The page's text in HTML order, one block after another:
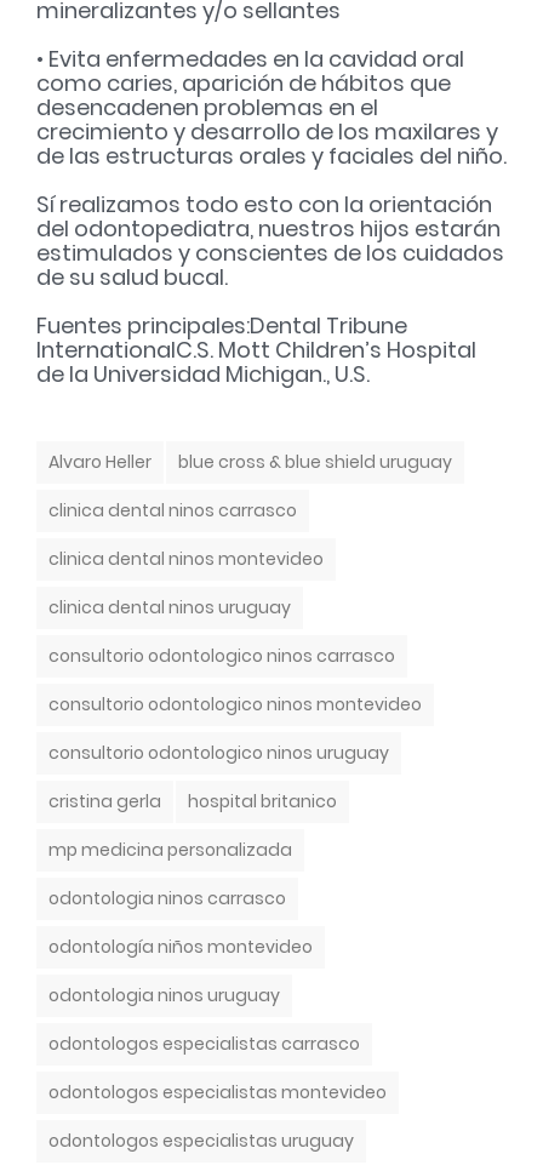
mineralizantes y/o sellantes
• Evita enfermedades en la cavidad oral
como caries, aparición de hábitos que
desencadenen problemas en el
crecimiento y desarrollo de los maxilares y
de las estructuras orales y faciales del niño.
Sí realizamos todo esto con la orientación
del odontopediatra, nuestros hijos estarán
estimulados y conscientes de los cuidados
de su salud bucal.
Fuentes principales:Dental Tribune
InternationalC.S. Mott Children’s Hospital
de la Universidad Michigan., U.S.
Alvaro Heller
blue cross & blue shield uruguay
clinica dental ninos carrasco
clinica dental ninos montevideo
clinica dental ninos uruguay
consultorio odontologico ninos carrasco
consultorio odontologico ninos montevideo
consultorio odontologico ninos uruguay
cristina gerla
hospital britanico
mp medicina personalizada
odontologia ninos carrasco
odontología niños montevideo
odontologia ninos uruguay
odontologos especialistas carrasco
odontologos especialistas montevideo
odontologos especialistas uruguay